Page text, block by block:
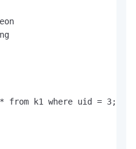
from k1 where uid = 3;